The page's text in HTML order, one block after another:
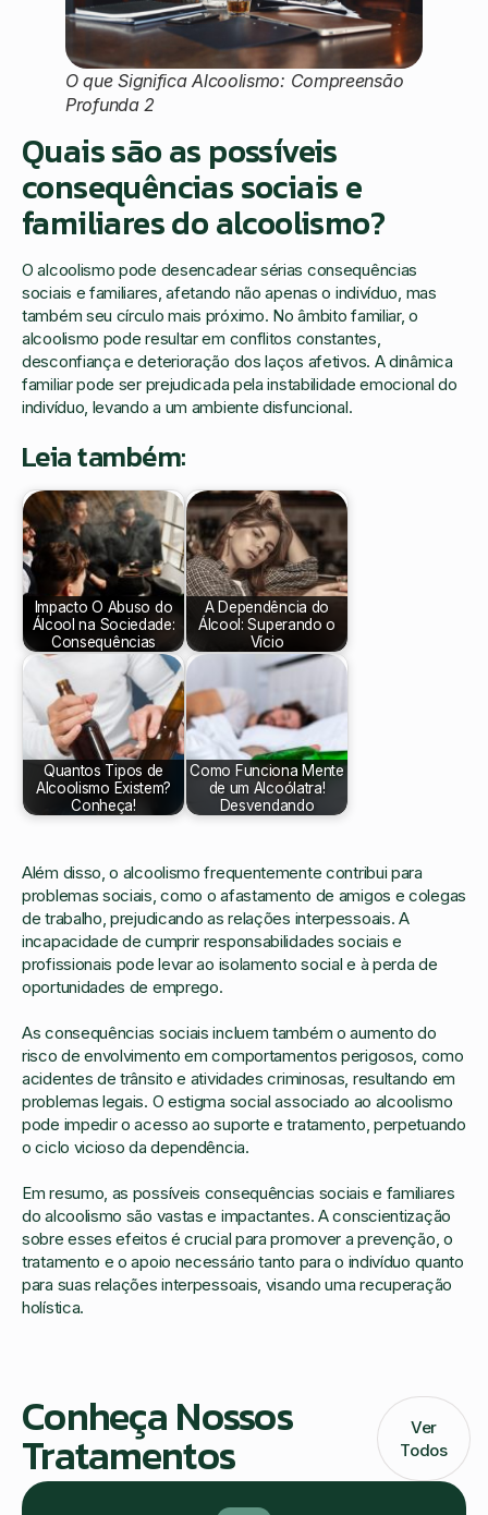
O que Significa Alcoolismo: Compreensão
Profunda 2
Quais são as possíveis
consequências sociais e
familiares do alcoolismo?
O alcoolismo pode desencadear sérias consequências
sociais e familiares, afetando não apenas o indivíduo, mas
também seu círculo mais próximo. No âmbito familiar, o
alcoolismo pode resultar em conflitos constantes,
desconfiança e deterioração dos laços afetivos. A dinâmica
familiar pode ser prejudicada pela instabilidade emocional do
indivíduo, levando a um ambiente disfuncional.
Leia também:
Impacto O Abuso do
Álcool na Sociedade:
Consequências
A Dependência do
Álcool: Superando o
Vício
Quantos Tipos de
Alcoolismo Existem?
Conheça!
Como Funciona Mente
de um Alcoólatra!
Desvendando
Além disso, o alcoolismo frequentemente contribui para
problemas sociais, como o afastamento de amigos e colegas
de trabalho, prejudicando as relações interpessoais. A
incapacidade de cumprir responsabilidades sociais e
profissionais pode levar ao isolamento social e à perda de
oportunidades de emprego.
As consequências sociais incluem também o aumento do
risco de envolvimento em comportamentos perigosos, como
acidentes de trânsito e atividades criminosas, resultando em
problemas legais. O estigma social associado ao alcoolismo
pode impedir o acesso ao suporte e tratamento, perpetuando
o ciclo vicioso da dependência.
Em resumo, as possíveis consequências sociais e familiares
do alcoolismo são vastas e impactantes. A conscientização
sobre esses efeitos é crucial para promover a prevenção, o
tratamento e o apoio necessário tanto para o indivíduo quanto
para suas relações interpessoais, visando uma recuperação
holística.
Conheça Nossos
Tratamentos
Ver
Todos